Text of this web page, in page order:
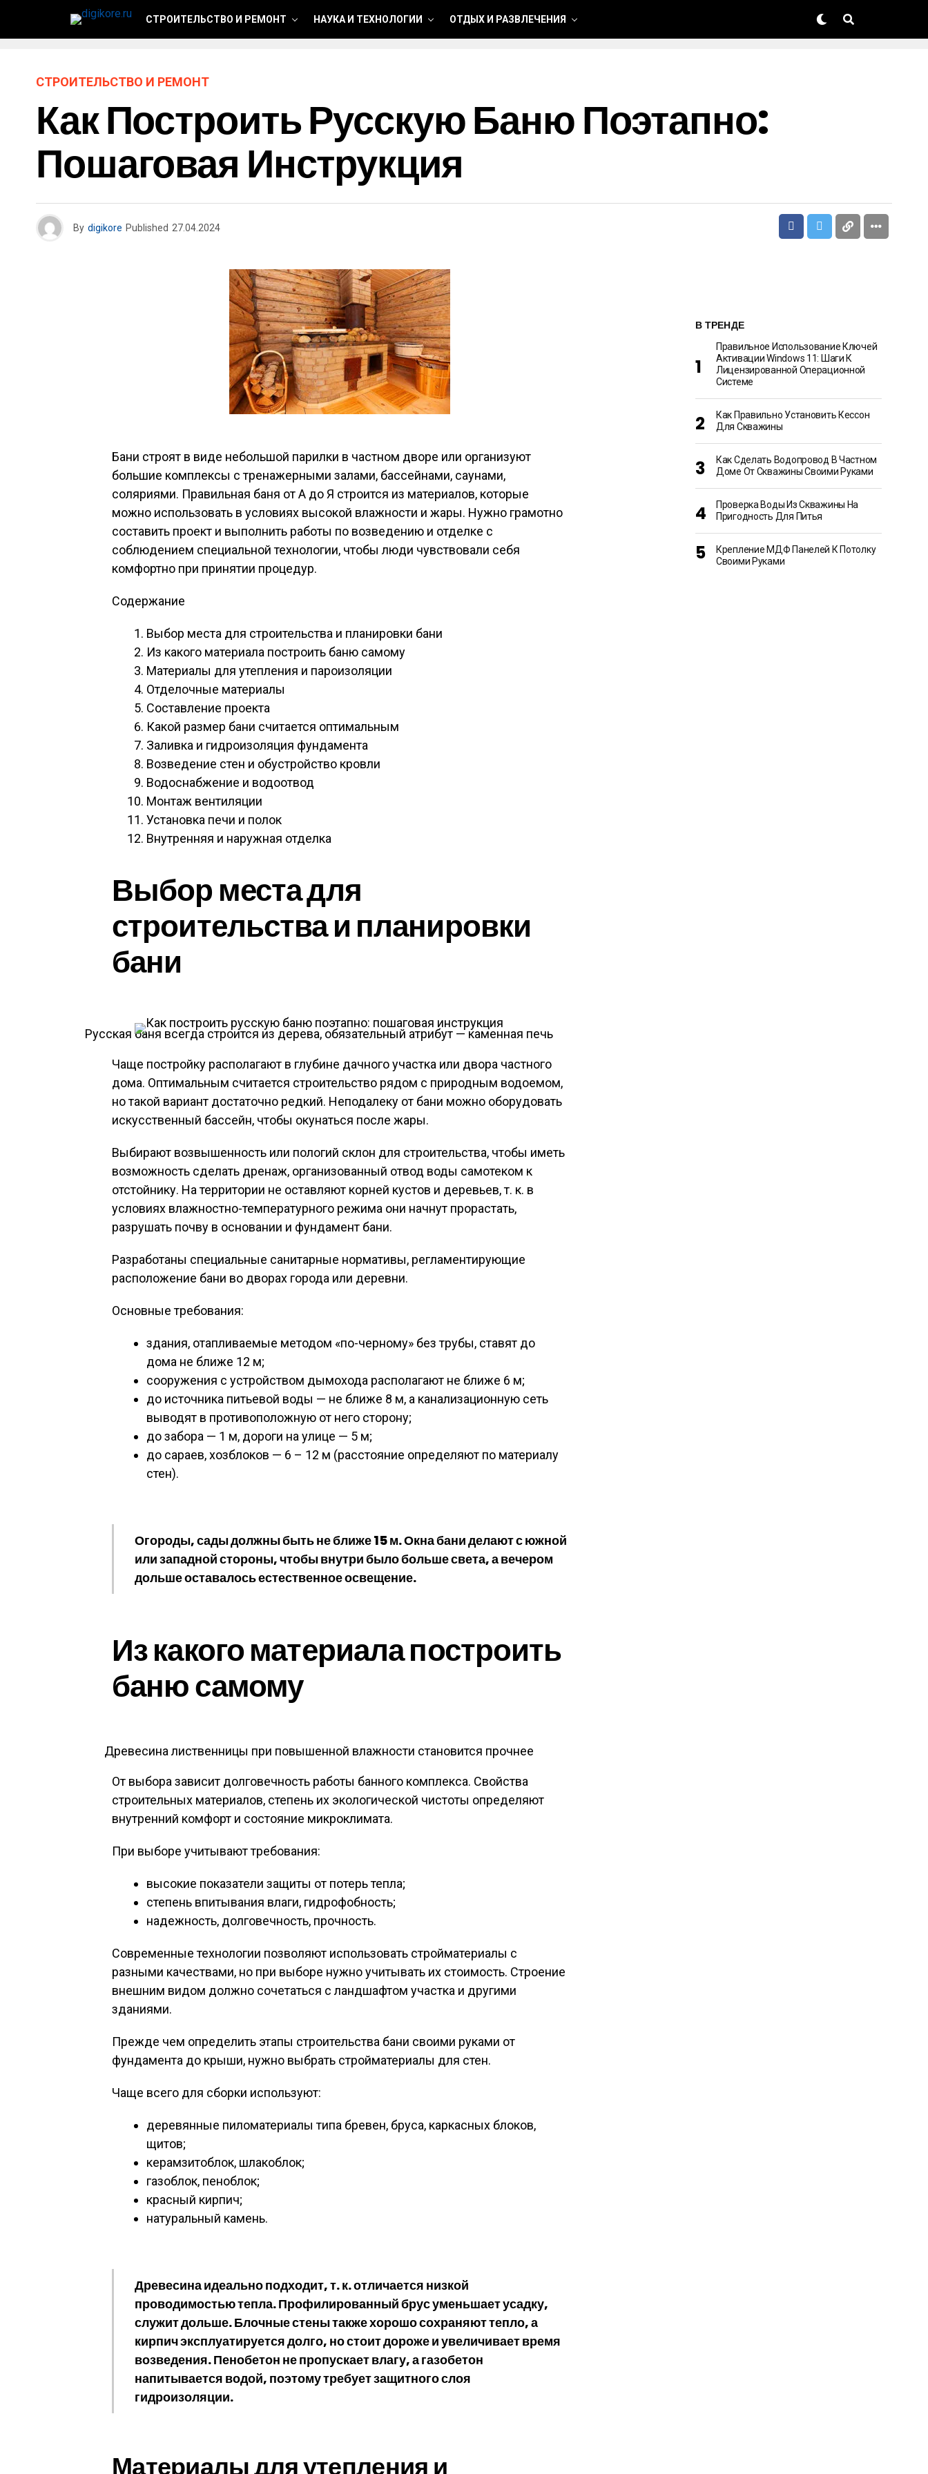
СТРОИТЕЛЬСТВО И РЕМОНТ НАУКА И ТЕХНОЛОГИИ ОТДЫХ И РАЗВЛЕЧЕНИЯ
СТРОИТЕЛЬСТВО И РЕМОНТ
Как Построить Русскую Баню Поэтапно:
Пошаговая Инструкция
By digikore Published 27.04.2024
Бани строят в виде небольшой парилки в частном дворе или организуют
большие комплексы с тренажерными залами, бассейнами, саунами,
соляриями. Правильная баня от А до Я строится из материалов, которые
можно использовать в условиях высокой влажности и жары. Нужно грамотно
составить проект и выполнить работы по возведению и отделке с
соблюдением специальной технологии, чтобы люди чувствовали себя
комфортно при принятии процедур.
Содержание
Выбор места для строительства и планировки бани
Из какого материала построить баню самому
Материалы для утепления и пароизоляции
Отделочные материалы
Составление проекта
Какой размер бани считается оптимальным
Заливка и гидроизоляция фундамента
Возведение стен и обустройство кровли
Водоснабжение и водоотвод
Монтаж вентиляции
Установка печи и полок
Внутренняя и наружная отделка
Выбор места для
строительства и планировки
бани
Русская баня всегда строится из дерева, обязательный атрибут — каменная печь
Чаще постройку располагают в глубине дачного участка или двора частного
дома. Оптимальным считается строительство рядом с природным водоемом,
но такой вариант достаточно редкий. Неподалеку от бани можно оборудовать
искусственный бассейн, чтобы окунаться после жары.
Выбирают возвышенность или пологий склон для строительства, чтобы иметь
возможность сделать дренаж, организованный отвод воды самотеком к
отстойнику. На территории не оставляют корней кустов и деревьев, т. к. в
условиях влажностно-температурного режима они начнут прорастать,
разрушать почву в основании и фундамент бани.
Разработаны специальные санитарные нормативы, регламентирующие
расположение бани во дворах города или деревни.
Основные требования:
здания, отапливаемые методом «по-черному» без трубы, ставят до
дома не ближе 12 м;
сооружения с устройством дымохода располагают не ближе 6 м;
до источника питьевой воды — не ближе 8 м, а канализационную сеть
выводят в противоположную от него сторону;
до забора — 1 м, дороги на улице — 5 м;
до сараев, хозблоков — 6 – 12 м (расстояние определяют по материалу
стен).
Огороды, сады должны быть не ближе 15 м. Окна бани делают с южной
или западной стороны, чтобы внутри было больше света, а вечером
дольше оставалось естественное освещение.
Из какого материала построить
баню самому
Древесина лиственницы при повышенной влажности становится прочнее
От выбора зависит долговечность работы банного комплекса. Свойства
строительных материалов, степень их экологической чистоты определяют
внутренний комфорт и состояние микроклимата.
При выборе учитывают требования:
высокие показатели защиты от потерь тепла;
степень впитывания влаги, гидрофобность;
надежность, долговечность, прочность.
Современные технологии позволяют использовать стройматериалы с
разными качествами, но при выборе нужно учитывать их стоимость. Строение
внешним видом должно сочетаться с ландшафтом участка и другими
зданиями.
Прежде чем определить этапы строительства бани своими руками от
фундамента до крыши, нужно выбрать стройматериалы для стен.
Чаще всего для сборки используют:
деревянные пиломатериалы типа бревен, бруса, каркасных блоков,
щитов;
керамзитоблок, шлакоблок;
газоблок, пеноблок;
красный кирпич;
натуральный камень.
Древесина идеально подходит, т. к. отличается низкой
проводимостью тепла. Профилированный брус уменьшает усадку,
служит дольше. Блочные стены также хорошо сохраняют тепло, а
кирпич эксплуатируется долго, но стоит дороже и увеличивает время
возведения. Пенобетон не пропускает влагу, а газобетон
напитывается водой, поэтому требует защитного слоя
гидроизоляции.
Материалы для утепления и
В ТРЕНДЕ
Правильное Использование Ключей
Активации Windows 11: Шаги К
Лицензированной Операционной
Системе
Как Правильно Установить Кессон
Для Скважины
Как Сделать Водопровод В Частном
Доме От Скважины Своими Руками
Проверка Воды Из Скважины На
Пригодность Для Питья
Крепление МДФ Панелей К Потолку
Своими Руками